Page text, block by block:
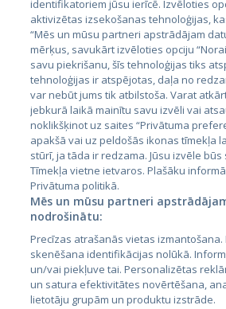
Valstis
Igaunija
Latvija
Lietuva
City24.lv
City24.ee
GetaPro.lv
GetaPro.ee
Kainos.lt
identifikatoriem jūsu ierīcē. Izvēloties
aktivizētas izsekošanas tehnoloģijas,
“Mēs un mūsu partneri apstrādājam
mērķus, savukārt izvēloties opciju
savu piekrišanu, šīs tehnoloģijas tiks
tehnoloģijas ir atspējotas, daļa no
var nebūt jums tik atbilstoša. Varat
jebkurā laikā mainītu savu izvēli vai
noklikšķinot uz saites “Privātuma
apakšā vai uz peldošās ikonas tīmekļa
stūrī, ja tāda ir redzama. Jūsu izvēle
Tīmekļa vietne ietvaros. Plašāku
Privātuma politikā.
Mēs un mūsu partneri
nodrošinātu:
Precīzas atrašanās vietas
skenēšana identifikācijas nolūkā.
un/vai piekļuve tai. Personalizētas
un satura efektivitātes novērtēšana,
lietotāju grupām un produktu izstrāde.